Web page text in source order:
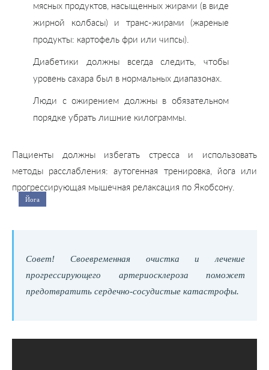
мясных продуктов, насыщенных жирами (в виде
жирной колбасы) и транс-жирами (жареные
продукты: картофель фри или чипсы).
Диабетики должны всегда следить, чтобы
уровень сахара был в нормальных диапазонах.
Люди с ожирением должны в обязательном
порядке убрать лишние килограммы.
Пациенты должны избегать стресса и использовать
методы расслабления: аутогенная тренировка, йога или
прогрессирующая мышечная релаксация по Якобсону.
Йога
Совет! Своевременная очистка и лечение
прогрессирующего артериосклероза поможет
предотвратить сердечно-сосудистые катастрофы.